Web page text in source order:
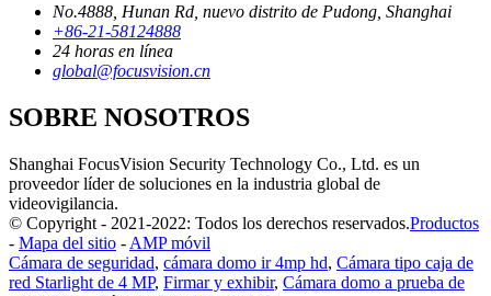
No.4888, Hunan Rd, nuevo distrito de Pudong, Shanghai
+86-21-58124888
24 horas en línea
global@focusvision.cn
SOBRE NOSOTROS
Shanghai FocusVision Security Technology Co., Ltd. es un
proveedor líder de soluciones en la industria global de
videovigilancia.
© Copyright - 2021-2022: Todos los derechos reservados.Productos
- Mapa del sitio - AMP móvil
Cámara de seguridad, cámara domo ir 4mp hd, Cámara tipo caja de
red Starlight de 4 MP, Firmar y exhibir, Cámara domo a prueba de